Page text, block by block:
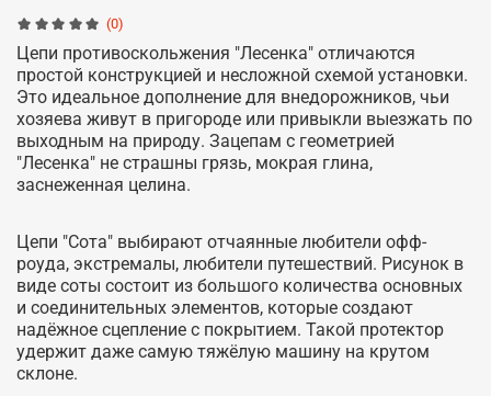
(0)
Цепи противоскольжения "Лесенка" отличаются
простой конструкцией и несложной схемой установки.
Это идеальное дополнение для внедорожников, чьи
хозяева живут в пригороде или привыкли выезжать по
выходным на природу. Зацепам с геометрией
"Лесенка" не страшны грязь, мокрая глина,
заснеженная целина.
Цепи "Сота" выбирают отчаянные любители офф-
роуда, экстремалы, любители путешествий. Рисунок в
виде соты состоит из большого количества основных
и соединительных элементов, которые создают
надёжное сцепление с покрытием. Такой протектор
удержит даже самую тяжёлую машину на крутом
склоне.